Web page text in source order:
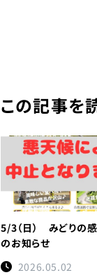
この記事を
5/3（日） みどりの
のお知らせ
2026.05.02